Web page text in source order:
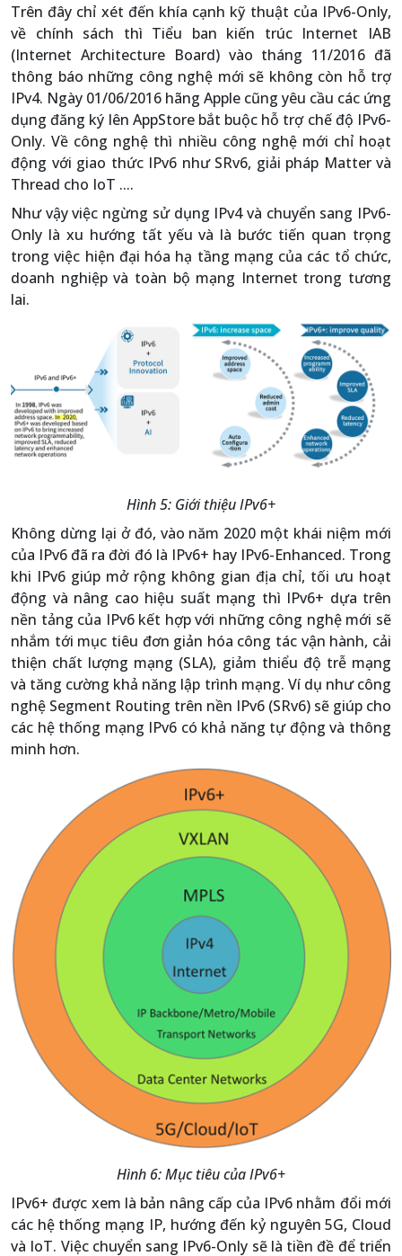
Trên đây chỉ xét đến khía cạnh kỹ thuật của IPv6-Only,
về chính sách thì Tiểu ban kiến trúc Internet IAB
(Internet Architecture Board) vào tháng 11/2016 đã
thông báo những công nghệ mới sẽ không còn hỗ trợ
IPv4. Ngày 01/06/2016 hãng Apple cũng yêu cầu các ứng
dụng đăng ký lên AppStore bắt buộc hỗ trợ chế độ IPv6-
Only. Về công nghệ thì nhiều công nghệ mới chỉ hoạt
động với giao thức IPv6 như SRv6, giải pháp Matter và
Thread cho IoT ....
Như vậy việc ngừng sử dụng IPv4 và chuyển sang IPv6-
Only là xu hướng tất yếu và là bước tiến quan trọng
trong việc hiện đại hóa hạ tầng mạng của các tổ chức,
doanh nghiệp và toàn bộ mạng Internet trong tương
lai.
Hình 5: Giới thiệu IPv6+
Không dừng lại ở đó, vào năm 2020 một khái niệm mới
của IPv6 đã ra đời đó là IPv6+ hay IPv6-Enhanced. Trong
khi IPv6 giúp mở rộng không gian địa chỉ, tối ưu hoạt
động và nâng cao hiệu suất mạng thì IPv6+ dựa trên
nền tảng của IPv6 kết hợp với những công nghệ mới sẽ
nhắm tới mục tiêu đơn giản hóa công tác vận hành, cải
thiện chất lượng mạng (SLA), giảm thiểu độ trễ mạng
và tăng cường khả năng lập trình mạng. Ví dụ như công
nghệ Segment Routing trên nền IPv6 (SRv6) sẽ giúp cho
các hệ thống mạng IPv6 có khả năng tự động và thông
minh hơn.
Hình 6: Mục tiêu của IPv6+
IPv6+ được xem là bản nâng cấp của IPv6 nhằm đổi mới
các hệ thống mạng IP, hướng đến kỷ nguyên 5G, Cloud
và IoT. Việc chuyển sang IPv6-Only sẽ là tiền đề để triển